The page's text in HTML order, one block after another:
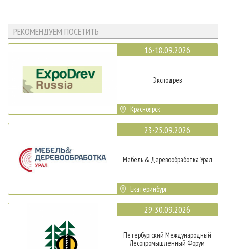
РЕКОМЕНДУЕМ ПОСЕТИТЬ
16-18.09.2026
Эксподрев
Красноярск
23-25.09.2026
Мебель & Деревообработка Урал
Екатеринбург
29-30.09.2026
Петербургский Международный
Лесопромышленный Форум